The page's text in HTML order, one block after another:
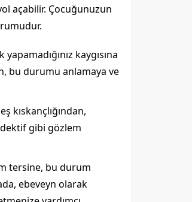
açabilir. Çocuğunuzun
kaygısına
bu durumu anlamaya ve
gibi gözlem
tersine, bu durum
ebeveyn olarak